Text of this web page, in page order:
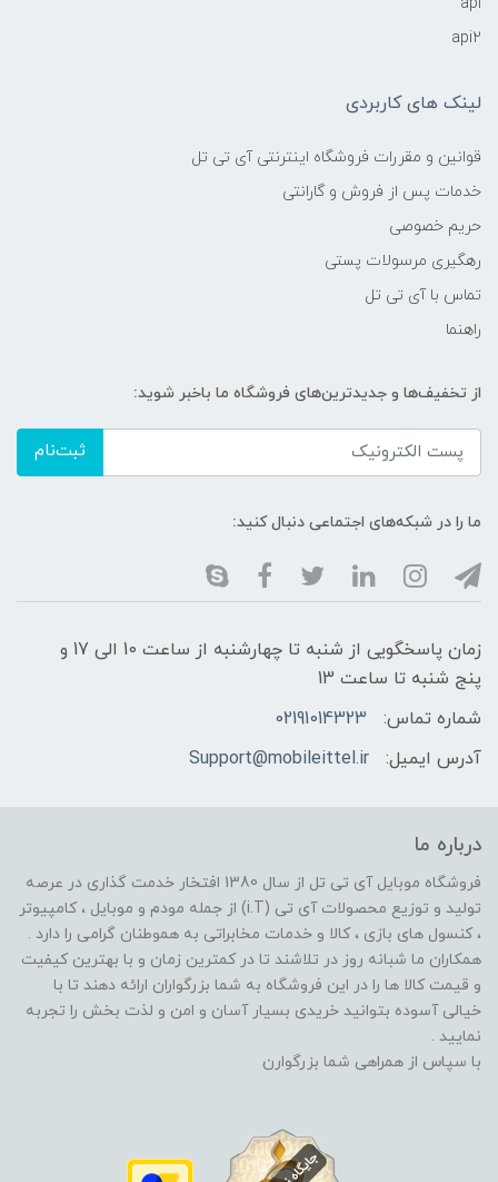
api2
لینک های کاربردی
قوانین و مقررات فروشگاه اینترنتی آی تی تل
خدمات پس از فروش و گارانتی
حریم خصوصی
رهگیری مرسولات پستی
تماس با آی تی تل
راهنما
از تخفیف‌ها و جدیدترین‌های فروشگاه ما باخبر شوید:
ثبت‌نام
ما را در شبکه‌های اجتماعی دنبال کنید:
زمان پاسخگویی از شنبه تا چهارشنبه از ساعت 10 الی 17 و
پنج شنبه تا ساعت 13
شماره تماس:
02191014323
آدرس ایمیل:
Support@mobileittel.ir
درباره ما
فروشگاه موبایل آی تی تل از سال 1380 افتخار خدمت گذاری در عرصه
تولید و توزیع محصولات آی تی (i.T) از جمله مودم و موبایل ، کامپیوتر
، کنسول های بازی ، کالا و خدمات مخابراتی به هموطنان گرامی را دارد .
همکاران ما شبانه روز در تلاشند تا در کمترین زمان و با بهترین کیفیت
و قیمت کالا ها را در این فروشگاه به شما بزرگواران ارائه دهند تا با
خیالی آسوده بتوانید خریدی بسیار آسان و امن و لذت بخش را تجربه
نمایید .
با سپاس از همراهی شما بزرگوارن